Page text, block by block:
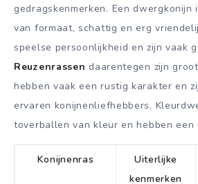
gedragskenmerken. Een dwergkonijn
van formaat, schattig en erg
speelse persoonlijkheid en zijn vaak
Reuzenrassen daarentegen zijn
hebben vaak een rustig karakter en
ervaren konijnenliefhebbers.
toverballen van kleur en hebben een
Konijnenras
Uiterlijke
kenmerken